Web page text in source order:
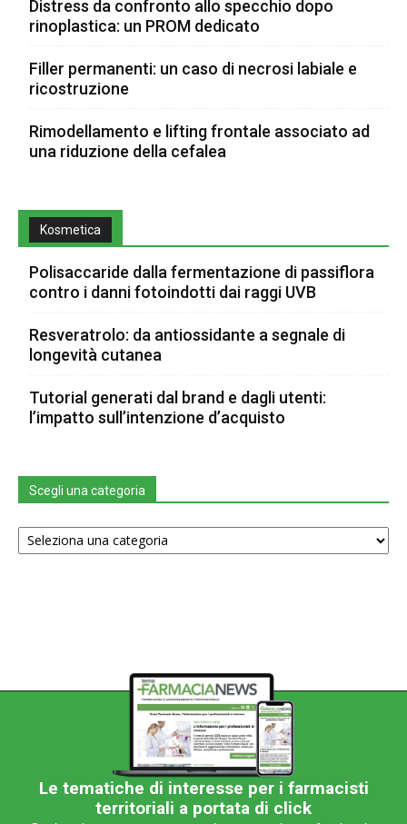
Distress da confronto allo specchio dopo
rinoplastica: un PROM dedicato
Filler permanenti: un caso di necrosi labiale e
ricostruzione
Rimodellamento e lifting frontale associato ad
una riduzione della cefalea
Kosmetica
Polisaccaride dalla fermentazione di passiflora
contro i danni fotoindotti dai raggi UVB
Resveratrolo: da antiossidante a segnale di
longevità cutanea
Tutorial generati dal brand e dagli utenti:
l’impatto sull’intenzione d’acquisto
Scegli una categoria
Scegli
una
Le tematiche di interesse per i farmacisti
territoriali a portata di click